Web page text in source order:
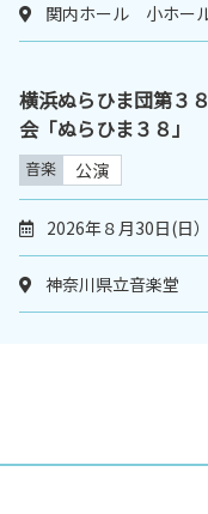
関内ホール 小ホー
横浜ぬらひま団第３
会「ぬらひま３８」
音楽 公演
2026年８月30日(日）
神奈川県立音楽堂